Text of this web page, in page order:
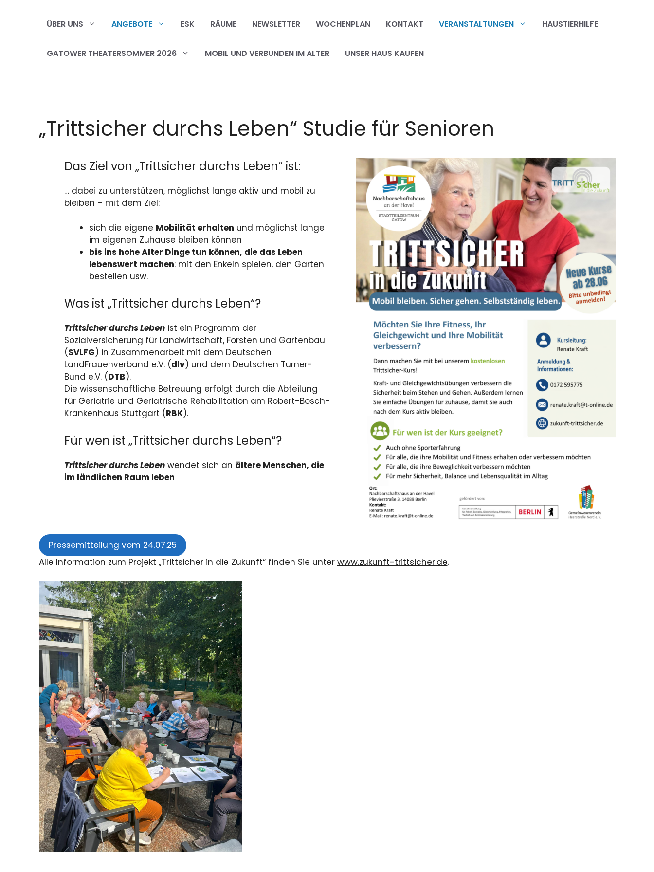
ÜBER UNS ANGEBOTE ESK RÄUME NEWSLETTER WOCHENPLAN KONTAKT VERANSTALTUNGEN HAUSTIERHILFE
GATOWER THEATERSOMMER 2026 MOBIL UND VERBUNDEN IM ALTER UNSER HAUS KAUFEN
„Trittsicher durchs Leben“ Studie für Senioren
Das Ziel von „Trittsicher durchs Leben“ ist:
… dabei zu unterstützen, möglichst lange aktiv und mobil zu
bleiben – mit dem Ziel:
sich die eigene Mobilität erhalten und möglichst lange
im eigenen Zuhause bleiben können
bis ins hohe Alter Dinge tun können, die das Leben
lebenswert machen: mit den Enkeln spielen, den Garten
bestellen usw.
Was ist „Trittsicher durchs Leben“?
Trittsicher durchs Lebenist ein Programm der
Sozialversicherung für Landwirtschaft, Forsten und Gartenbau
(SVLFG) in Zusammenarbeit mit dem Deutschen
LandFrauenverband e.V. (dlv) und dem Deutschen Turner-
Bund e.V. (DTB).
Die wissenschaftliche Betreuung erfolgt durch die Abteilung
für Geriatrie und Geriatrische Rehabilitation am Robert-Bosch-
Krankenhaus Stuttgart (RBK).
Für wen ist „Trittsicher durchs Leben“?
Trittsicher durchs Lebenwendet sich an ältere Menschen, die
im ländlichen Raum leben
Pressemitteilung vom 24.07.25
Alle Information zum Projekt „Trittsicher in die Zukunft“ finden Sie unter www.zukunft-trittsicher.de.